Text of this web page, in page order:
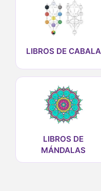
LIBROS DE CABALA
LIBROS DE
MÁNDALAS